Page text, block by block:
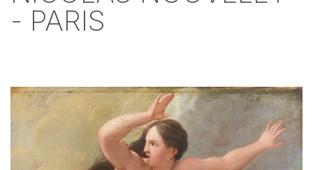
- PARIS